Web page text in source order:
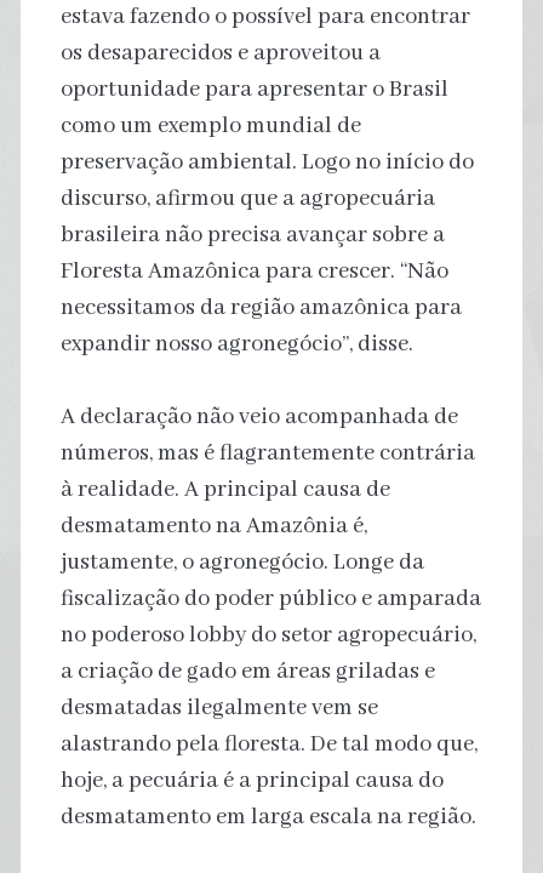
estava fazendo o possível para encontrar
os desaparecidos e aproveitou a
oportunidade para apresentar o Brasil
como um exemplo mundial de
preservação ambiental. Logo no início do
discurso, afirmou que a agropecuária
brasileira não precisa avançar sobre a
Floresta Amazônica para crescer. “Não
necessitamos da região amazônica para
expandir nosso agronegócio”, disse.
A declaração não veio acompanhada de
números, mas é flagrantemente contrária
à realidade. A principal causa de
desmatamento na Amazônia é,
justamente, o agronegócio. Longe da
fiscalização do poder público e amparada
no poderoso lobby do setor agropecuário,
a criação de gado em áreas griladas e
desmatadas ilegalmente vem se
alastrando pela floresta. De tal modo que,
hoje, a pecuária é a principal causa do
desmatamento em larga escala na região.